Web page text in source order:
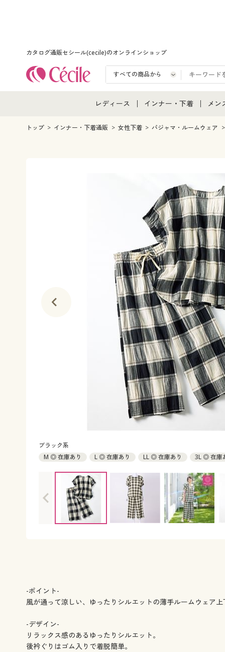
カタログ通販セシール(cecile)のオンラインショップ
レディース
レディース通販すべて
インナー・下着
インナー・下着通販すべ
ジュニア・ティーンズ下
メン
メン
トップ インナー・下着通販 女性下着 パジャマ・ルームウェア
ブラック系
M ◎ 在庫あり
L ◎ 在庫あり LL ◎ 在庫あり 3L ◎ 在庫
-ポイント-
風が通って涼しい、ゆったりシルエットの薄手ルームウェア
-デザイン-
リラックス感のあるゆったりシルエット。
後衿ぐりはゴム入りで着脱簡単。